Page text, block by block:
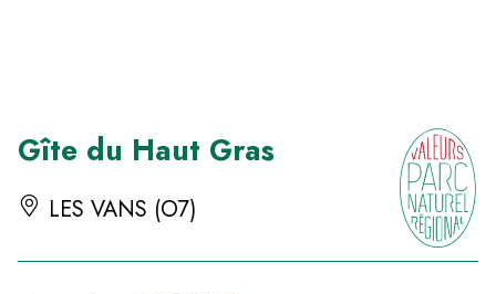
Gîte du Haut Gras
LES VANS (O7)